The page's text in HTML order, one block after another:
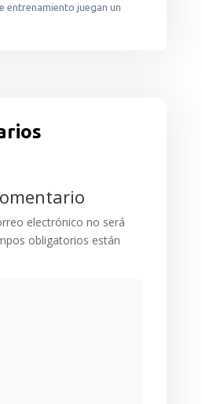
entrenamiento juegan un
electrónico no será
obligatorios están